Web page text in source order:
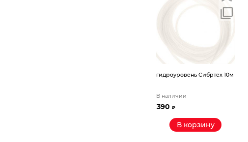
гидроуровень Сибртех 10м
В наличии
390₽
В корзину